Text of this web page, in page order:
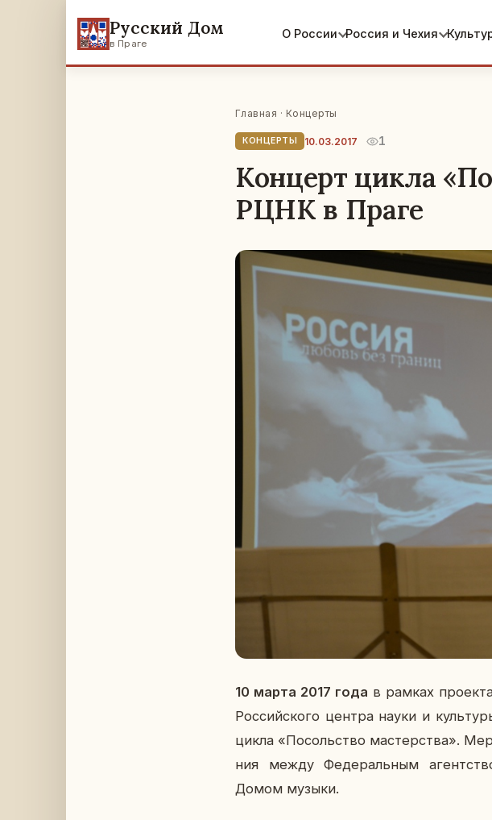
Русский Дом
в Праге
О России Россия и Чехия
Главная · Концерты
КОНЦЕРТЫ 10.03.2017 1
Концерт цикла
РЦНК в Праге
10 марта 2017 года в рамках
Рос­сий­ско­го центра науки и
цикла «По­соль­ство ма­стер­ства».
ния между Фе­де­раль­ным
Домом музыки.